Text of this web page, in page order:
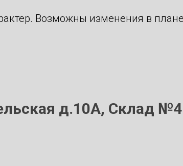
Возможны изменения в
д.10А, Склад